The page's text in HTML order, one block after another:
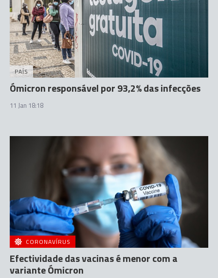
PAÍS
Ómicron responsável por 93,2% das infecções
11 Jan 18:18
CORONAVÍRUS
Efectividade das vacinas é menor com a
variante Ómicron